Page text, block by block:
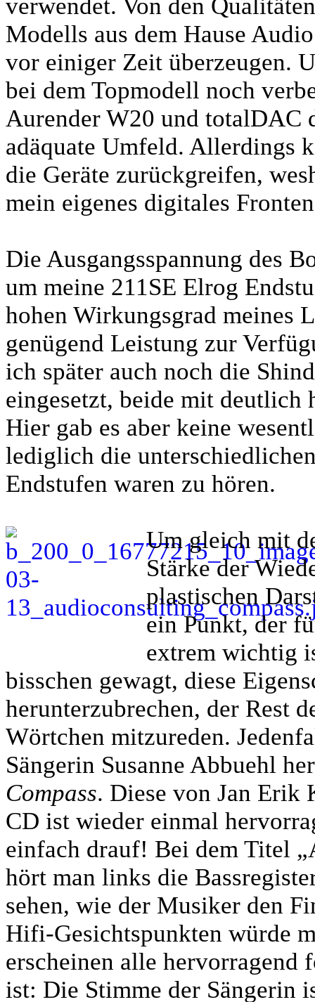
verwendet. Von den
Modells aus dem Hause
vor einiger Zeit überzeugen.
bei dem Topmodell noch
Aurender W20 und totalDAC
adäquate Umfeld. Allerdings
die Geräte zurückgreifen,
mein eigenes digitales
Die Ausgangsspannung des
um meine 211SE Elrog
hohen Wirkungsgrad meines
genügend Leistung zur
ich später auch noch die
eingesetzt, beide mit
Hier gab es aber keine
lediglich die
Endstufen waren zu hören.
Um gleich mit
Stärke der
plastischen
ein Punkt, der
extrem wichtig
bisschen gewagt, diese
herunterzubrechen, der Rest
Wörtchen mitzureden.
Sängerin Susanne Abbuehl
Compass. Diese von Jan Erik
CD ist wieder einmal
einfach drauf! Bei dem Titel
hört man links die
sehen, wie der Musiker den
Hifi-Gesichtspunkten würde
erscheinen alle hervorragend
ist: Die Stimme der Sängerin